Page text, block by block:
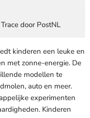
door PostNL
kinderen een leuke en
met zonne-energie. De
modellen te
auto en meer.
experimenten
Kinderen